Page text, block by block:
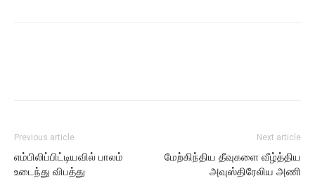
Previous article
எம்பிலிப்பிட்டியவில் பாலம்
உடைந்து விபத்து
Next article
மேற்கிந்திய தீவுகளை வீழ்த்திய
அவுஸ்திரேலிய அணி